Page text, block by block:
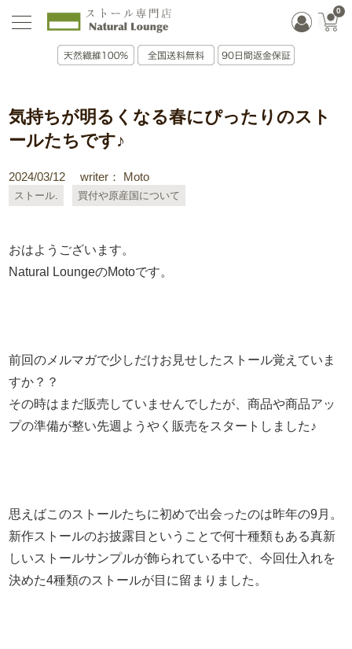
0
2024/03/12 writer： Moto
ストール 買付や原産国について
気持ちが明るくなる春にぴったりのスト
ールたちです♪
おはようございます。
Natural LoungeのMotoです。
前回のメルマガで少しだけお見せしたストール覚えていま
すか？？
その時はまだ販売していませんでしたが、商品や商品アッ
プの準備が整い先週ようやく販売をスタートしました♪
思えばこのストールたちに初めで出会ったのは昨年の9月。
新作ストールのお披露目ということで何十種類もある真新
しいストールサンプルが飾られている中で、今回仕入れを
決めた4種類のストールが目に留まりました。